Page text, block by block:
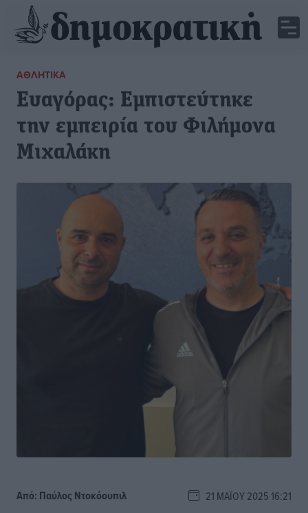
ΑΘΛΗΤΙΚΆ
Ευαγόρας: Εμπιστεύτηκε
την εμπειρία του Φιλήμονα
Μιχαλάκη
Από: Παύλος Nτοκόουπιλ 21 ΜΑΪ́ΟΥ 2025 16:21